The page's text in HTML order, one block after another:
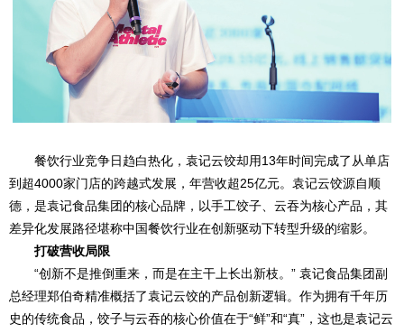
餐饮行业竞争日趋白热化，袁记云饺却用13年时间完成了从单店
到超4000家门店的跨越式发展，年营收超25亿元。袁记云饺源自顺
德，是袁记食品集团的核心品牌，以手工饺子、云吞为核心产品，其
差异化发展路径堪称中国餐饮行业在创新驱动下转型升级的缩影。
打破营收局限
“创新不是推倒重来，而是在主干上长出新枝。” 袁记食品集团副
总经理郑伯奇精准概括了袁记云饺的产品创新逻辑。作为拥有千年历
史的传统食品，饺子与云吞的核心价值在于“鲜”和“真”，这也是袁记云